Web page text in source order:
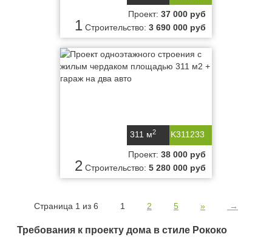
1
Проект: 37 000 руб
Строительство: 3 690 000 руб
K311233
311 м2
2
Проект: 38 000 руб
Строительство: 5 280 000 руб
Страница 1 из 6 1 2 5 » →
Требования к проекту дома в стиле Рококо